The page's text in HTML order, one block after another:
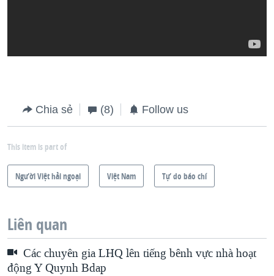
Chia sẻ (8) Follow us
This item is part of
Người Việt hải ngoại Việt Nam Tự do báo chí
Liên quan
Các chuyên gia LHQ lên tiếng bênh vực nhà hoạt
động Y Quynh Bdap